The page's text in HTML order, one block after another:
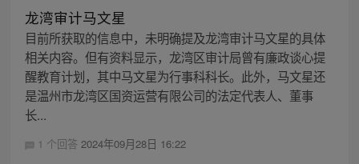
龙湾审计马文星
目前所获取的信息中，未明确提及龙湾审计马文星的具体
相关内容。但有资料显示，龙湾区审计局曾有廉政谈心提
醒教育计划，其中马文星为行事科科长。此外，马文星还
是温州市龙湾区国资运营有限公司的法定代表人、董事
长...
1 个回答 2024年09月28日 16:22